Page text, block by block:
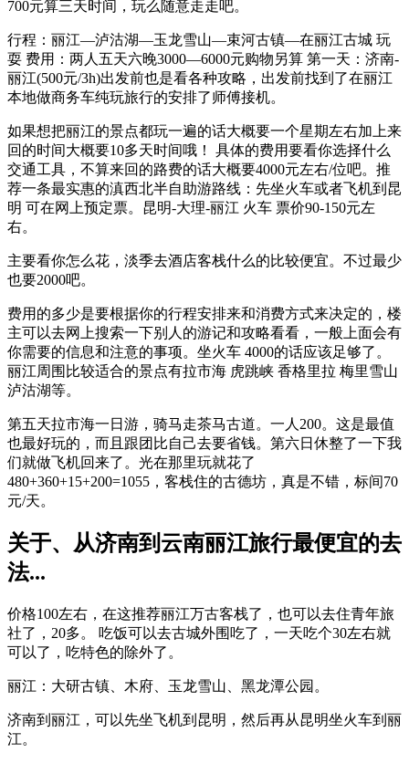
700元算三天时间，玩么随意走走吧。
行程：丽江—泸沽湖—玉龙雪山—束河古镇—在丽江古城 玩
耍 费用：两人五天六晚3000—6000元购物另算 第一天：济南-
丽江(500元/3h)出发前也是看各种攻略，出发前找到了在丽江
本地做商务车纯玩旅行的安排了师傅接机。
如果想把丽江的景点都玩一遍的话大概要一个星期左右加上来
回的时间大概要10多天时间哦！ 具体的费用要看你选择什么
交通工具，不算来回的路费的话大概要4000元左右/位吧。推
荐一条最实惠的滇西北半自助游路线：先坐火车或者飞机到昆
明 可在网上预定票。昆明-大理-丽江 火车 票价90-150元左
右。
主要看你怎么花，淡季去酒店客栈什么的比较便宜。不过最少
也要2000吧。
费用的多少是要根据你的行程安排来和消费方式来决定的，楼
主可以去网上搜索一下别人的游记和攻略看看，一般上面会有
你需要的信息和注意的事项。坐火车 4000的话应该足够了。
丽江周围比较适合的景点有拉市海 虎跳峡 香格里拉 梅里雪山
泸沽湖等。
第五天拉市海一日游，骑马走茶马古道。一人200。这是最值
也最好玩的，而且跟团比自己去要省钱。第六日休整了一下我
们就做飞机回来了。光在那里玩就花了
480+360+15+200=1055，客栈住的古德坊，真是不错，标间70
元/天。
关于、从济南到云南丽江旅行最便宜的去
法...
价格100左右，在这推荐丽江万古客栈了，也可以去住青年旅
社了，20多。 吃饭可以去古城外围吃了，一天吃个30左右就
可以了，吃特色的除外了。
丽江：大研古镇、木府、玉龙雪山、黑龙潭公园。
济南到丽江，可以先坐飞机到昆明，然后再从昆明坐火车到丽
江。